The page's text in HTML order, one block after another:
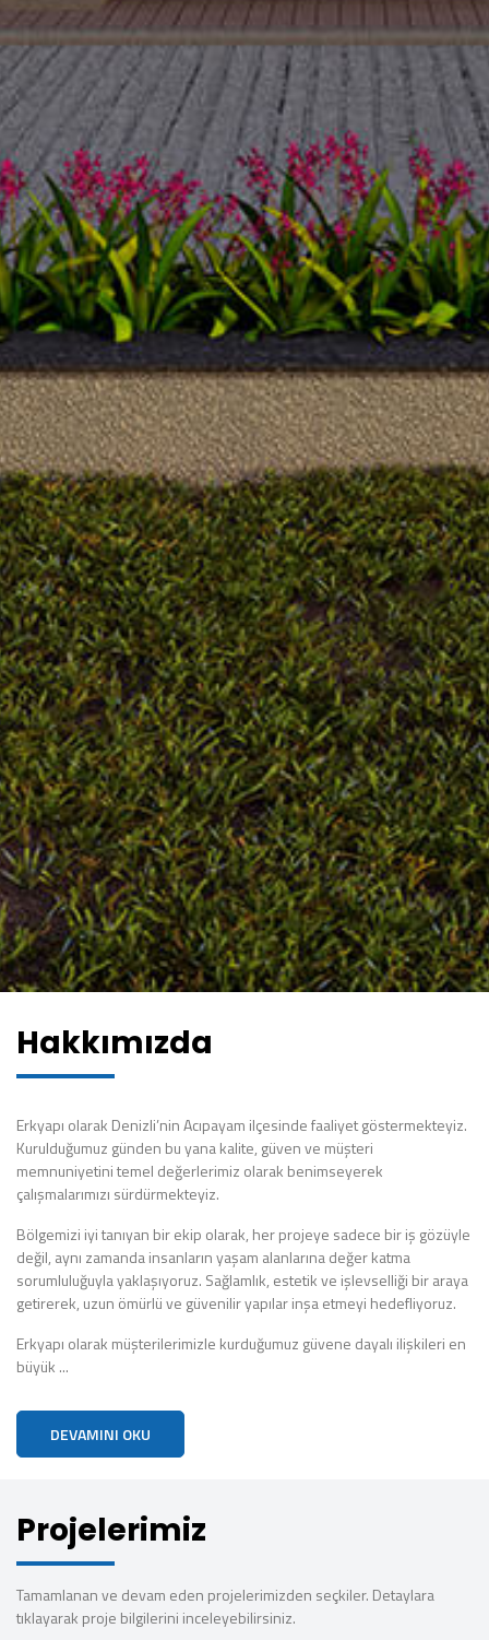
Hakkımızda
Erkyapı olarak Denizli’nin Acıpayam ilçesinde faaliyet göstermekteyiz.
Kurulduğumuz günden bu yana kalite, güven ve müşteri
memnuniyetini temel değerlerimiz olarak benimseyerek
çalışmalarımızı sürdürmekteyiz.
Bölgemizi iyi tanıyan bir ekip olarak, her projeye sadece bir iş gözüyle
değil, aynı zamanda insanların yaşam alanlarına değer katma
sorumluluğuyla yaklaşıyoruz. Sağlamlık, estetik ve işlevselliği bir araya
getirerek, uzun ömürlü ve güvenilir yapılar inşa etmeyi hedefliyoruz.
Erkyapı olarak müşterilerimizle kurduğumuz güvene dayalı ilişkileri en
büyük ...
DEVAMINI OKU
Projelerimiz
Tamamlanan ve devam eden projelerimizden seçkiler. Detaylara
tıklayarak proje bilgilerini inceleyebilirsiniz.